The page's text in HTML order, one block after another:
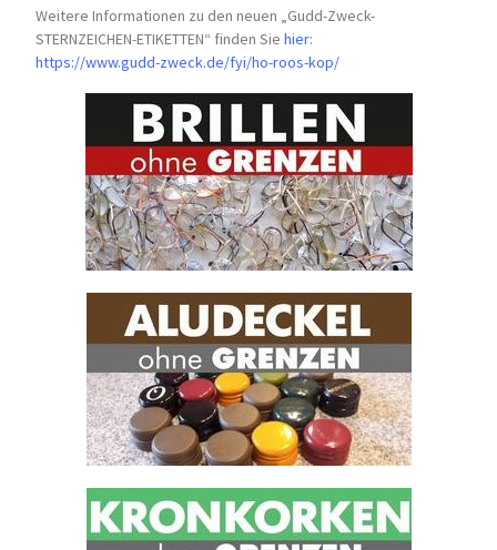
Weitere Informationen zu den neuen „Gudd-Zweck-
STERNZEICHEN-ETIKETTEN“ finden Siehier:
https://www.gudd-zweck.de/fyi/ho-roos-kop/